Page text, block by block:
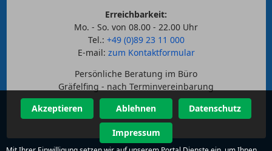
Erreichbarkeit:
Mo. - So. von 08.00 - 22.00 Uhr
Tel.: +49 (0)89 23 11 000
E-mail: zum Kontaktformular
Persönliche Beratung im Büro
Gräfelfing - nach Terminvereinbarung
Akzeptieren Ablehnen Datenschutz
Impressum